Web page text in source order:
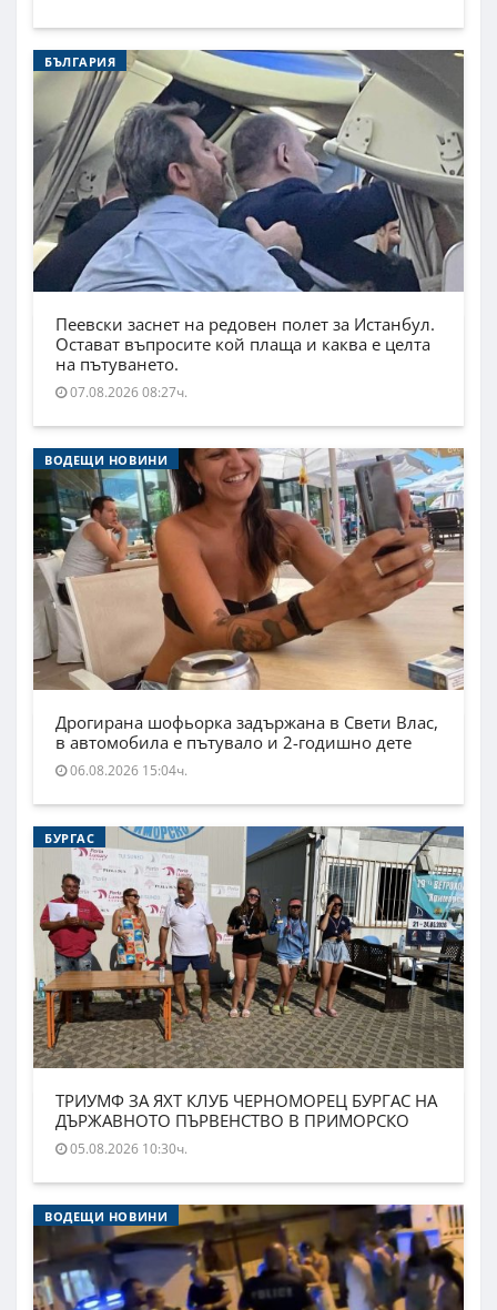
БЪЛГАРИЯ
Пеевски заснет на редовен полет за Истанбул.
Остават въпросите кой плаща и каква е целта
на пътуването.
07.08.2026 08:27ч.
ВОДЕЩИ НОВИНИ
Дрогирана шофьорка задържана в Свети Влас,
в автомобила е пътувало и 2-годишно дете
06.08.2026 15:04ч.
БУРГАС
ТРИУМФ ЗА ЯХТ КЛУБ ЧЕРНОМОРЕЦ БУРГАС НА
ДЪРЖАВНОТО ПЪРВЕНСТВО В ПРИМОРСКО
05.08.2026 10:30ч.
ВОДЕЩИ НОВИНИ